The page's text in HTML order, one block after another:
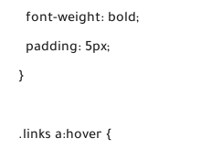
  font-weight: bold;
  padding: 5px;
}
.links a:hover {